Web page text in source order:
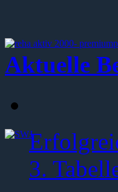
Aktuelle
3.